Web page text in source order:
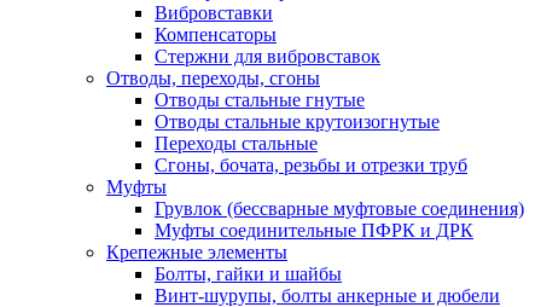
Вибровставки
Компенсаторы
Стержни для вибровставок
Отводы, переходы, сгоны
Отводы стальные гнутые
Отводы стальные крутоизогнутые
Переходы стальные
Сгоны, бочата, резьбы и отрезки труб
Муфты
Грувлок (бессварные муфтовые соединения)
Муфты соединительные ПФРК и ДРК
Крепежные элементы
Болты, гайки и шайбы
Винт-шурупы, болты анкерные и дюбели